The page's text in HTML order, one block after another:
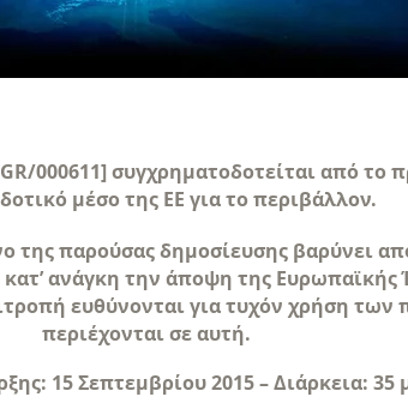
GR/000611] συγχρηματοδοτείται από το
μέσο της ΕΕ για το περιβάλλον.
της παρούσας δημοσίευσης βαρύνει
κατ’ ανάγκη την άποψη της
ευθύνονται για τυχόν χρήση
περιέχονται σε αυτή.
15 Σεπτεμβρίου 2015 – Διάρκεια: 35